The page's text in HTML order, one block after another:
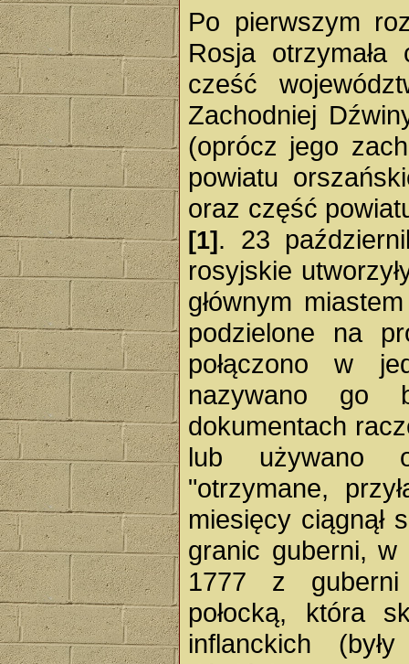
Po pierwszym
Rosja otrzymała
cześć
Zachodniej
(oprócz jego
powiatu
oraz część
[1] . 23
rosyjskie
głównym
podzielone na
połączono w
nazywano go
dokumentach
lub używano
"otrzymane,
miesięcy ciągnął
granic guberni,
1777 z guberni
połocką, która
inflanckich